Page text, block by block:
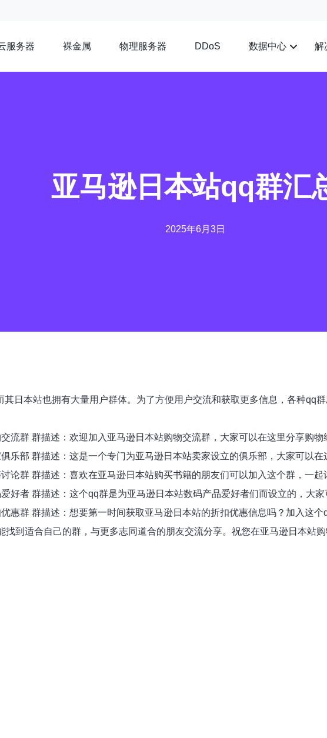
服务器 裸金属 物理服务器 DDoS 数据中心 解
亚马逊日本站qq群汇
2025年6月3日
日本站也拥有大量用户群体。为了方便用户交流和获取更多信息，各种qq
流群 群描述：欢迎加入亚马逊日本站购物交流群，大家可以在这里分享购
乐部 群描述：这是一个专门为亚马逊日本站卖家设立的俱乐部，大家可以
论群 群描述：喜欢在亚马逊日本站购买书籍的朋友们可以加入这个群，一
好者 群描述：这个qq群是为亚马逊日本站数码产品爱好者们而设立的，大
惠群 群描述：想要第一时间获取亚马逊日本站的折扣优惠信息吗？加入这
找到适合自己的群，与更多志同道合的朋友交流分享。祝您在亚马逊日本站